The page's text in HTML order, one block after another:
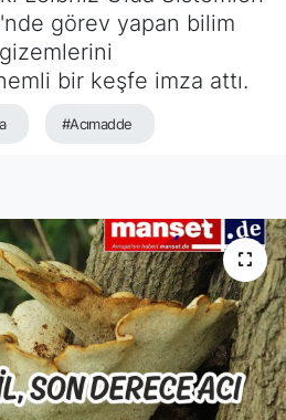
görev yapan bilim
gizemlerini
bir keşfe imza attı.
#Acımadde